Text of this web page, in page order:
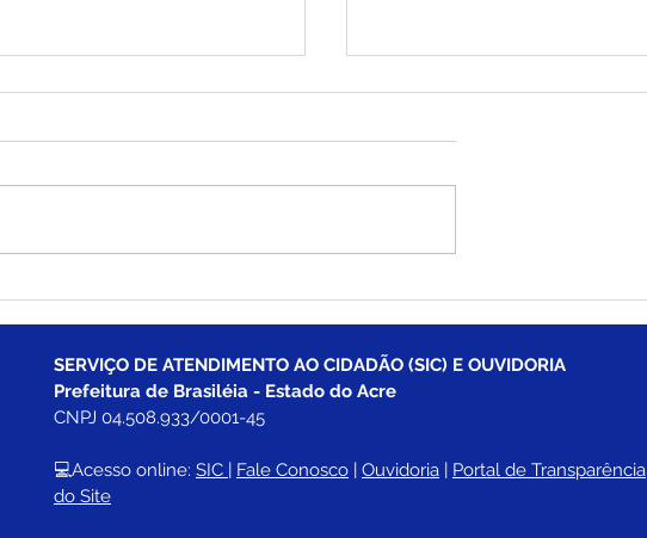
neste dia 25 de julho
atendimento aos pacientes
do SUS
SERVIÇO DE ATENDIMENTO AO CIDADÃO (SIC) E OUVIDORIA
Prefeitura de Brasiléia - Estado do Acre
CNPJ 04.508.933/0001-45
💻Acesso online: SIC Fale Conosco Ouvidoria Portal de Transparência
do Site